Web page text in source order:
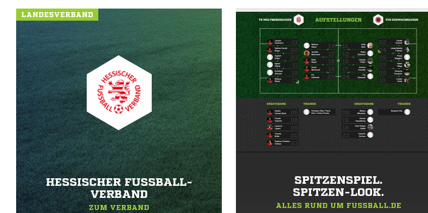
LANDESVERBAND
HESSISCHER FUSSBALL-V
ERBAND
ZUM VERBAND
SPITZENSPIEL.
SPITZEN-LOOK.
ALLES RUND UM FUSSBALL.DE